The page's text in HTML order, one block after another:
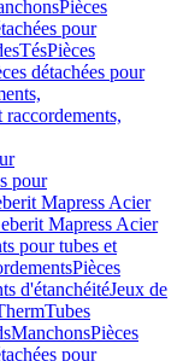
Pièces
pour
TésPièces
détachées pour
raccordements,
pour
Mapress Acier
Mapress Acier
pour tubes et
Pièces
d'étanchéitéJeux de
Tubes
ManchonsPièces
pour